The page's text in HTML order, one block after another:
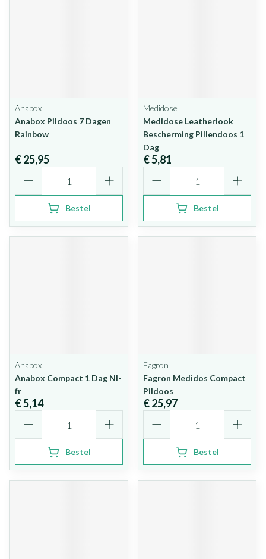
Anabox
Anabox Pildoos 7 Dagen
Rainbow
€ 25,95
Bestel
Medidose
Medidose Leatherlook
Bescherming Pillendoos 1
Dag
€ 5,81
Bestel
Anabox
Anabox Compact 1 Dag Nl-
fr
€ 5,14
Bestel
Fagron
Fagron Medidos Compact
Pildoos
€ 25,97
Bestel